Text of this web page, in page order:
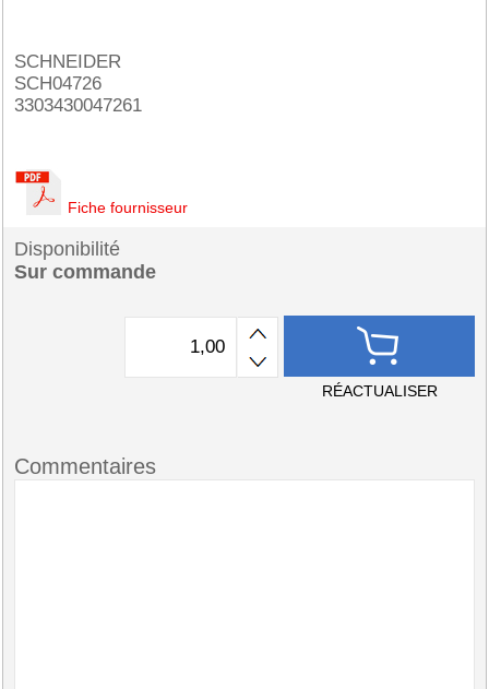
SCHNEIDER
SCH04726
3303430047261
Fiche fournisseur
Disponibilité
Sur commande
RÉACTUALISER
Commentaires